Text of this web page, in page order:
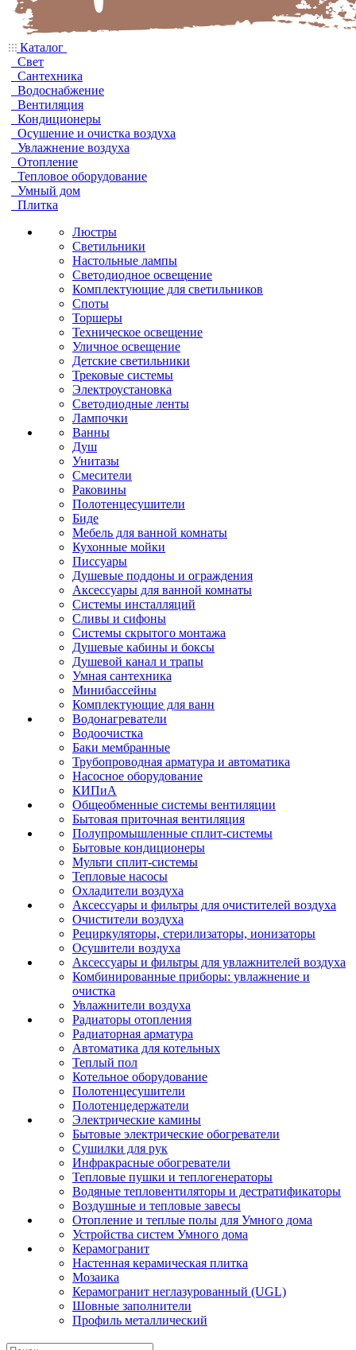
Каталог
Свет
Сантехника
Водоснабжение
Вентиляция
Кондиционеры
Осушение и очистка воздуха
Увлажнение воздуха
Отопление
Тепловое оборудование
Умный дом
Плитка
Люстры
Светильники
Настольные лампы
Светодиодное освещение
Комплектующие для светильников
Споты
Торшеры
Техническое освещение
Уличное освещение
Детские светильники
Трековые системы
Электроустановка
Светодиодные ленты
Лампочки
Ванны
Душ
Унитазы
Смесители
Раковины
Полотенцесушители
Биде
Мебель для ванной комнаты
Кухонные мойки
Писсуары
Душевые поддоны и ограждения
Аксессуары для ванной комнаты
Системы инсталляций
Сливы и сифоны
Системы скрытого монтажа
Душевые кабины и боксы
Душевой канал и трапы
Умная сантехника
Минибассейны
Комплектующие для ванн
Водонагреватели
Водоочистка
Баки мембранные
Трубопроводная арматура и автоматика
Насосное оборудование
КИПиА
Общеобменные системы вентиляции
Бытовая приточная вентиляция
Полупромышленные сплит-системы
Бытовые кондиционеры
Мульти сплит-системы
Тепловые насосы
Охладители воздуха
Аксессуары и фильтры для очистителей воздуха
Очистители воздуха
Рециркуляторы, стерилизаторы, ионизаторы
Осушители воздуха
Аксессуары и фильтры для увлажнителей воздуха
Комбинированные приборы: увлажнение и
очистка
Увлажнители воздуха
Радиаторы отопления
Радиаторная арматура
Автоматика для котельных
Теплый пол
Котельное оборудование
Полотенцесушители
Полотенцедержатели
Электрические камины
Бытовые электрические обогреватели
Сушилки для рук
Инфракрасные обогреватели
Тепловые пушки и теплогенераторы
Водяные тепловентиляторы и дестратификаторы
Воздушные и тепловые завесы
Отопление и теплые полы для Умного дома
Устройства систем Умного дома
Керамогранит
Настенная керамическая плитка
Мозаика
Керамогранит неглазурованный (UGL)
Шовные заполнители
Профиль металлический